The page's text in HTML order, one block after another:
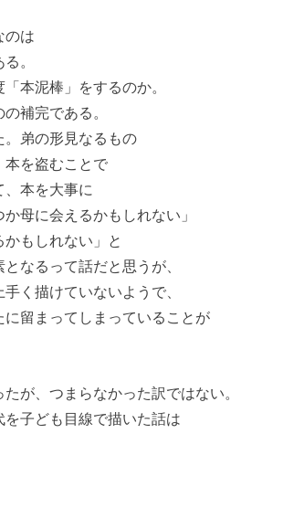
のは
。
本泥棒」をするのか。
補完である。
。弟の形見なるもの
本を盗むことで
、本を大事に
母に会えるかもしれない」
かもしれない」と
なるって話だと思うが、
く描けていないようで、
に留まってしまっていることが
が、つまらなかった訳ではない。
を子ども目線で描いた話は